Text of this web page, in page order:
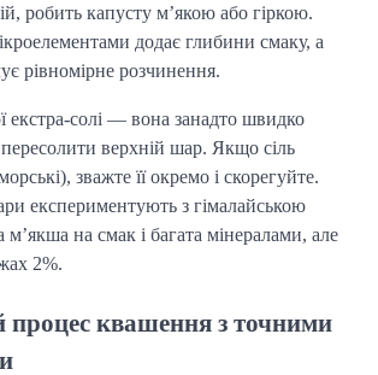
робить капусту м’якою або гіркою.
додає глибини смаку, а
рівномірне розчинення.
екстра-солі — вона занадто швидко
верхній шар. Якщо сіль
зважте її окремо і скорегуйте.
експериментують з гімалайською
на смак і багата мінералами, але
2%.
квашення з точними